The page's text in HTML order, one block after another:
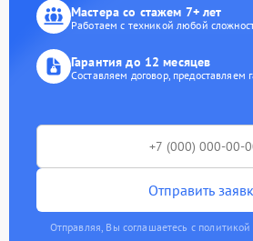
Мастера со стажем 7+ лет
Работаем с техникой любой
Гарантия до 12 месяцев
Составляем договор, предоставляем
Отправить
Отправляя, Вы соглашаетесь с